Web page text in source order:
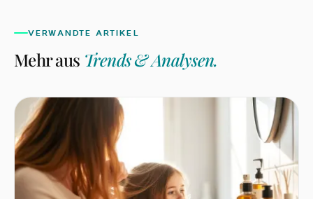
VERWANDTE ARTIKEL
Mehr aus Trends & Analysen.